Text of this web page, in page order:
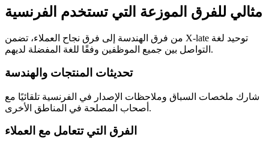
مثالي للفرق الموزعة التي تستخدم الفرنسية
من فرق الهندسة إلى فرق نجاح العملاء، تضمن X-late توحيد لغة
التواصل بين جميع الموظفين وفقًا للغة المفضلة لديهم.
تحديثات المنتجات والهندسة
شارك ملخصات السباق وملاحظات الإصدار في الفرنسية تلقائيًا مع
أصحاب المصلحة في المناطق الأخرى.
الفرق التي تتعامل مع العملاء